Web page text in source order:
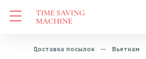
Доставка посылок — Вьетнам